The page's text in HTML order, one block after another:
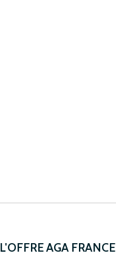
L'OFFRE AGA FRANCE